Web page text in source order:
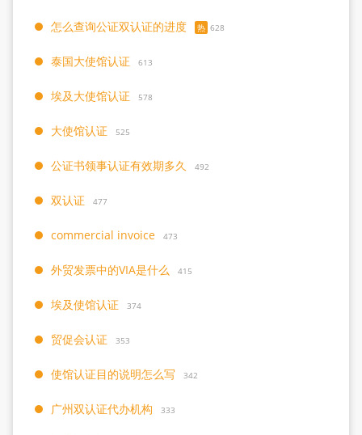
怎么查询公证双认证的进度 热 628
泰国大使馆认证 613
埃及大使馆认证 578
大使馆认证 525
公证书领事认证有效期多久 492
双认证 477
commercial invoice 473
外贸发票中的VIA是什么 415
埃及使馆认证 374
贸促会认证 353
使馆认证目的说明怎么写 342
广州双认证代办机构 333